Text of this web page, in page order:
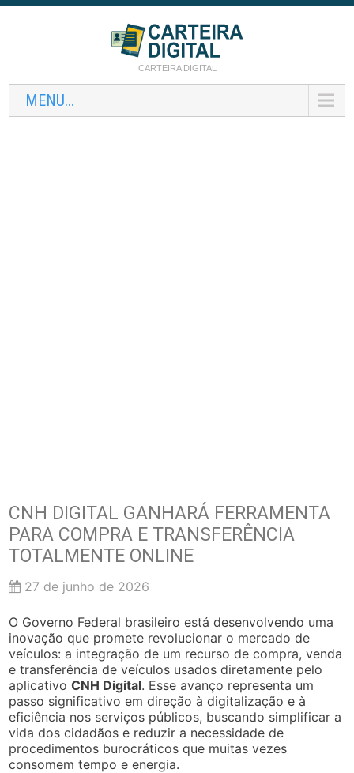
CARTEIRA DIGITAL
MENU...
CNH DIGITAL GANHARÁ FERRAMENTA
PARA COMPRA E TRANSFERÊNCIA
TOTALMENTE ONLINE
27 de junho de 2026
O Governo Federal brasileiro está desenvolvendo uma
inovação que promete revolucionar o mercado de
veículos: a integração de um recurso de compra, venda
e transferência de veículos usados diretamente pelo
aplicativoCNH Digital. Esse avanço representa um
passo significativo em direção à digitalização e à
eficiência nos serviços públicos, buscando simplificar a
vida dos cidadãos e reduzir a necessidade de
procedimentos burocráticos que muitas vezes
consomem tempo e energia.